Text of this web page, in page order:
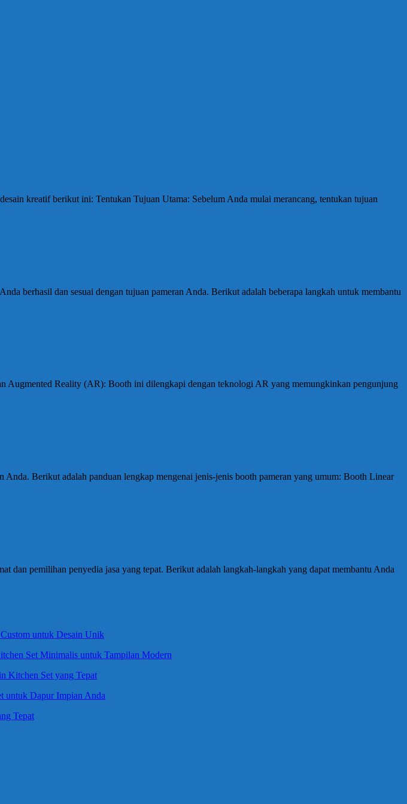
kreatif berikut ini: Tentukan Tujuan Utama: Sebelum Anda mulai merancang, tentukan tujuan
berhasil dan sesuai dengan tujuan pameran Anda. Berikut adalah beberapa langkah untuk membantu
Augmented Reality (AR): Booth ini dilengkapi dengan teknologi AR yang memungkinkan pengunjung
Berikut adalah panduan lengkap mengenai jenis-jenis booth pameran yang umum: Booth Linear
dan pemilihan penyedia jasa yang tepat. Berikut adalah langkah-langkah yang dapat membantu Anda
untuk Desain Unik
Set Minimalis untuk Tampilan Modern
Kitchen Set yang Tepat
untuk Dapur Impian Anda
Tepat